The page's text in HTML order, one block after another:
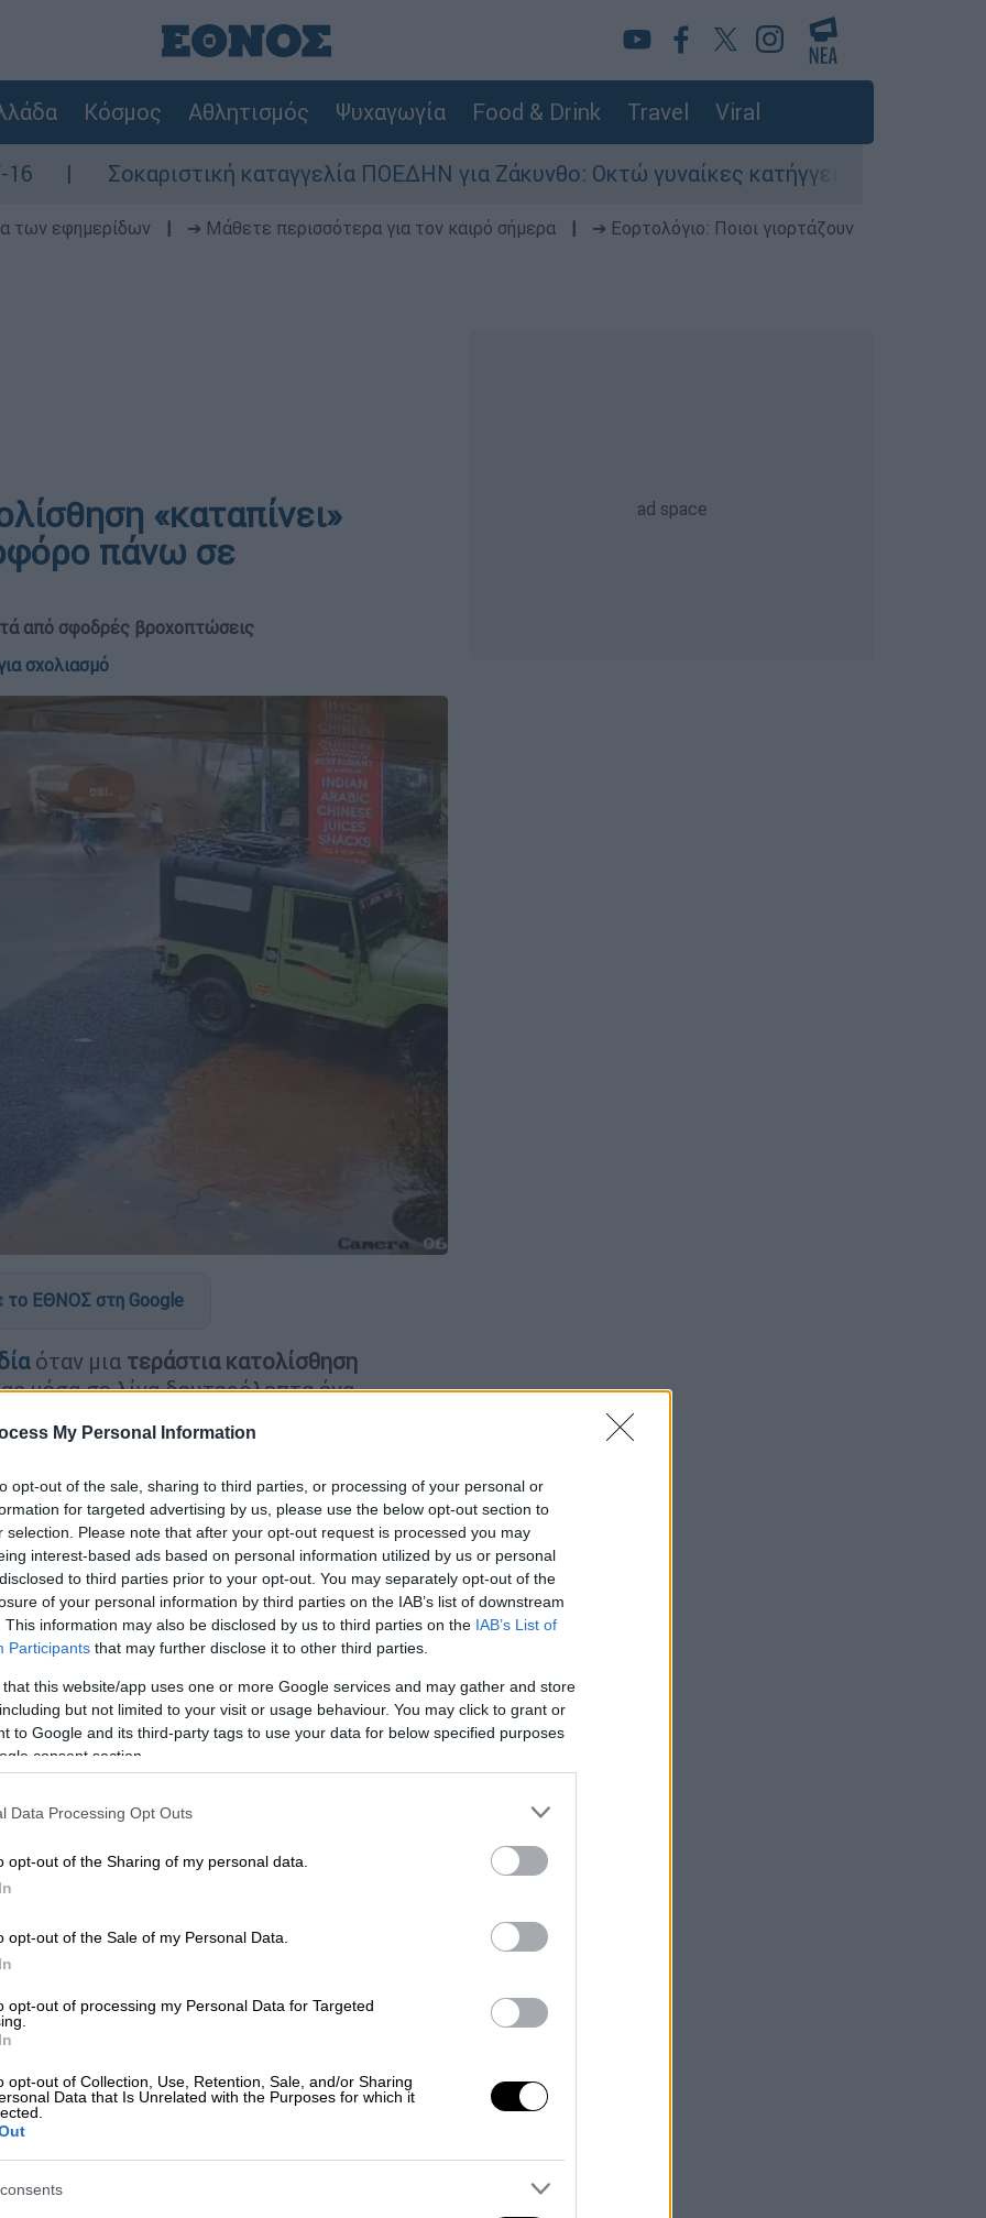
My Personal Information
opt-out of the sale, sharing to third parties, or processing of your personal or
for targeted advertising by us, please use the below opt-out section to
selection. Please note that after your opt-out request is processed you may
interest-based ads based on personal information utilized by us or personal
to third parties prior to your opt-out. You may separately opt-out of the
of your personal information by third parties on the IAB’s list of downstream
This information may also be disclosed by us to third parties on the IAB’s List of
Participants that may further disclose it to other third parties.
that this website/app uses one or more Google services and may gather and store
but not limited to your visit or usage behaviour. You may click to grant or
to Google and its third-party tags to use your data for below specified purposes
consent section.
Data Processing Opt Outs
opt-out of the Sharing of my personal data.
opt-out of the Sale of my Personal Data.
opt-out of processing my Personal Data for Targeted
opt-out of Collection, Use, Retention, Sale, and/or Sharing
Data that Is Unrelated with the Purposes for which it
Κόσμος Αθλητισμός Ψυχαγωγία Food & Drink Travel Viral
Σοκαριστική καταγγελία ΠΟΕΔΗΝ για Ζάκυνθο: Οκτώ γυναίκες κατήγγειλαν βιασμό σε 20 μέρες
των εφημερίδων ➔ Μάθετε περισσότερα για τον καιρό σήμερα
➔ Εορτολόγιο: Ποιοι γιορτάζουν
«καταπίνει»
πάνω σε
από σφοδρές βροχοπτώσεις
σχολιασμό
το ΕΘΝΟΣ στη Google
όταν μια τεράστια κατολίσθηση
μέσα σε λίγα δευτερόλεπτα ένα
τις αγωνιώδεις στιγμές.
τις κατολισθήσεις και την
του Οδοντωτού Καλαβρύτων
κατολίσθησης στο όρος Καντήλι
Εύβοια
να στέκονται κάτω από ομπρέλες
στην πλαγιά. Σύμφωνα με
βάθος σχεδόν 30 μέτρων
στιγμή.
Heavy Rain; Fears Of People